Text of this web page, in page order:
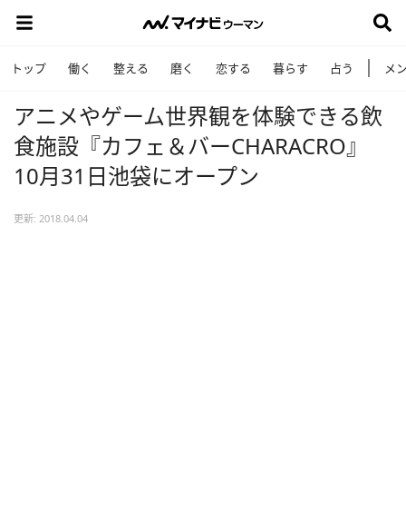
トップ 働く 整える 磨く 恋する 暮らす 占う メ
アニメやゲーム世界観を体験できる飲
食施設『カフェ＆バーCHARACRO』
10月31日池袋にオープン
更新: 2018.04.04